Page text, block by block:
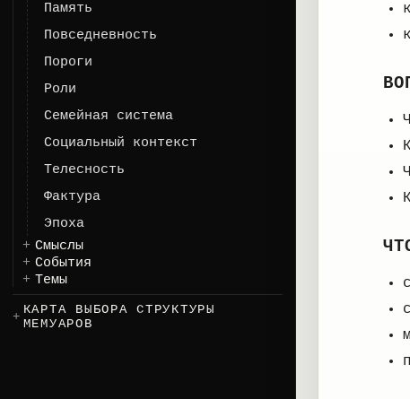
Память
Повседневность
Пороги
Роли
Семейная система
Социальный контекст
Телесность
Фактура
Эпоха
Смыслы
События
Темы
КАРТА ВЫБОРА СТРУКТУРЫ
МЕМУАРОВ